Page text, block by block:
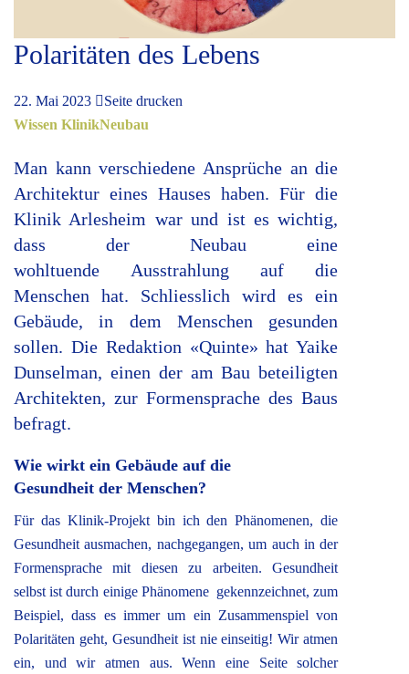
Polaritäten des Lebens
22. Mai 2023
Seite drucken
Wissen KlinikNeubau
Man kann verschiedene Ansprüche an die
Architektur eines Hauses haben. Für die
Klinik Arlesheim war und ist es wichtig,
dass der Neubau eine
wohltuende Ausstrahlung auf die
Menschen hat. Schliesslich wird es ein
Gebäude, in dem Menschen gesunden
sollen. Die Redaktion «Quinte» hat Yaike
Dunselman, einen der am Bau beteiligten
Architekten, zur Formensprache des Baus
befragt.
Wie wirkt ein Gebäude auf die
Gesundheit der Menschen?
Für das Klinik-Projekt bin ich den Phänomenen, die
Gesundheit ausmachen, nachgegangen, um auch in der
Formensprache mit diesen zu arbeiten. Gesundheit
selbst ist durch einige Phänomene gekennzeichnet, zum
Beispiel, dass es immer um ein Zusammenspiel von
Polaritäten geht, Gesundheit ist nie einseitig! Wir atmen
ein, und wir atmen aus. Wenn eine Seite solcher